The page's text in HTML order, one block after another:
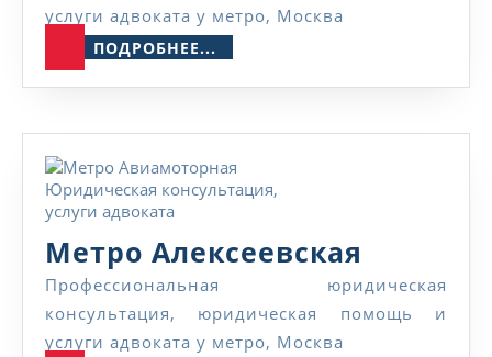
услуги адвоката у метро, Москва
ПОДРОБНЕЕ...
Метро Алексеевская
Профессиональная юридическая
консультация, юридическая помощь и
услуги адвоката у метро, Москва